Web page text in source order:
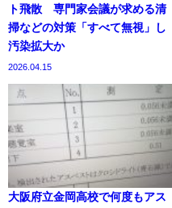
ト飛散 専門家会議が求める清
掃などの対策「すべて無視」し
汚染拡大か
2026.04.15
大阪府立金岡高校で何度もアス